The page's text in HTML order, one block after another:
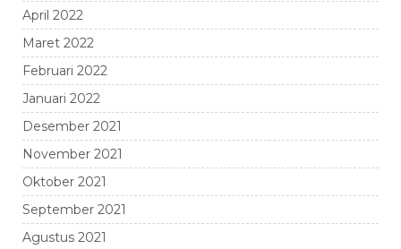
April 2022
Maret 2022
Februari 2022
Januari 2022
Desember 2021
November 2021
Oktober 2021
September 2021
Agustus 2021